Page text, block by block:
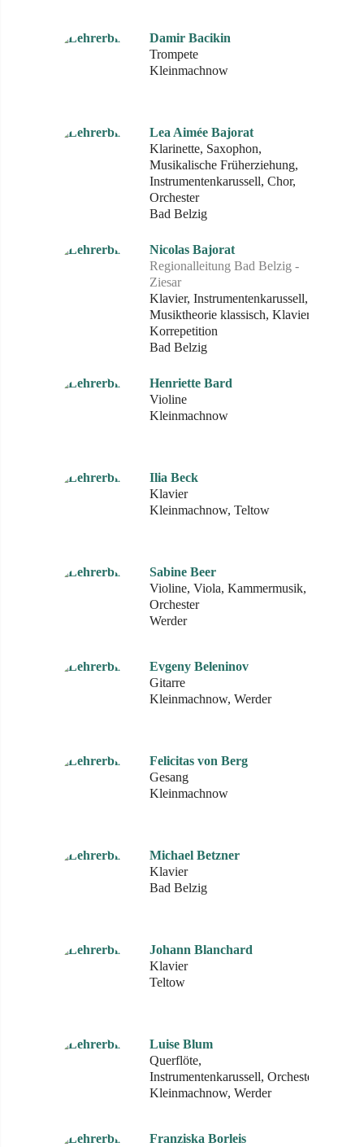
Damir Bacikin
Trompete
Kleinmachnow
Lea Aimée Bajorat
Klarinette, Saxophon,
Musikalische Früherziehung,
Instrumentenkarussell, Chor,
Orchester
Bad Belzig
Nicolas Bajorat
Regionalleitung Bad Belzig -
Ziesar
Klavier, Instrumentenkarussell,
Musiktheorie klassisch, Klavier-
Korrepetition
Bad Belzig
Henriette Bard
Violine
Kleinmachnow
Ilia Beck
Klavier
Kleinmachnow, Teltow
Sabine Beer
Violine, Viola, Kammermusik,
Orchester
Werder
Evgeny Beleninov
Gitarre
Kleinmachnow, Werder
Felicitas von Berg
Gesang
Kleinmachnow
Michael Betzner
Klavier
Bad Belzig
Johann Blanchard
Klavier
Teltow
Luise Blum
Querflöte,
Instrumentenkarussell, Orchester
Kleinmachnow, Werder
Franziska Borleis